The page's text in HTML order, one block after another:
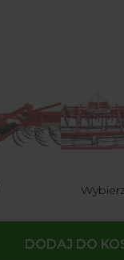
DODAJ DO